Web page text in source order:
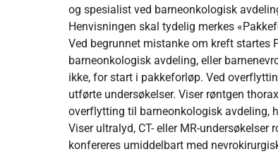
og spesialist ved barneonkologisk
Henvisningen skal tydelig merkes
Ved begrunnet mistanke om kreft
barneonkologisk avdeling, eller
ikke, for start i pakkeforløp. Ved
utførte undersøkelser. Viser røntgen
overflytting til barneonkologisk avdeling,
Viser ultralyd, CT- eller MR-
konfereres umiddelbart med